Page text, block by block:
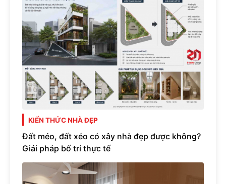
KIẾN THỨC NHÀ ĐẸP
Đất méo, đất xéo có xây nhà đẹp được không?
Giải pháp bố trí thực tế